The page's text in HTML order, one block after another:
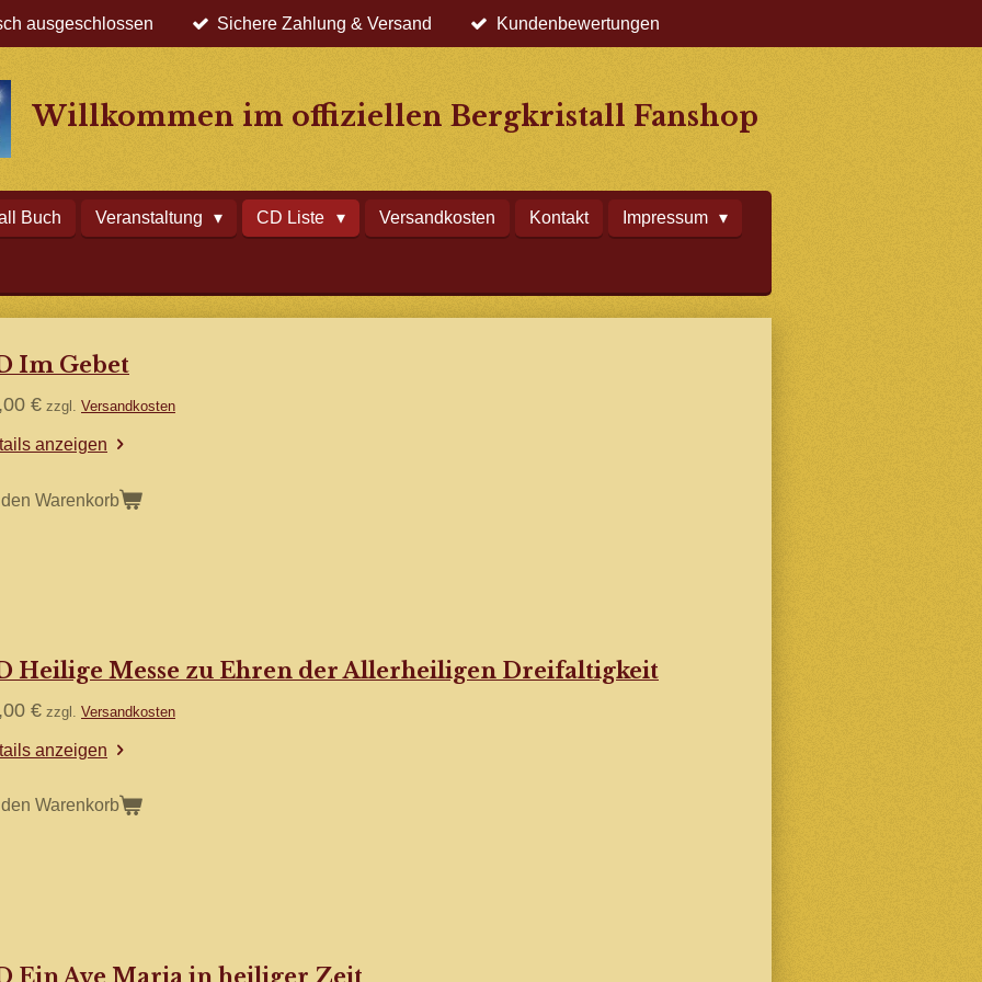
ausgeschlossen Sichere Zahlung & Versand Kundenbewertungen
Willkommen im offiziellen Bergkristall Fanshop
Buch Veranstaltung CD Liste Versandkosten Kontakt Impressum
Im Gebet
€ zzgl. Versandkosten
anzeigen
den Warenkorb
Heilige Messe zu Ehren der Allerheiligen Dreifaltigkeit
€ zzgl. Versandkosten
anzeigen
den Warenkorb
Ein Ave Maria in heiliger Zeit